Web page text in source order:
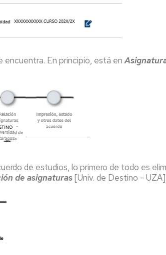
encuentra. En principio, está en
de estudios, lo primero de todo es
de asignaturas[Univ. de Destino - UZA].